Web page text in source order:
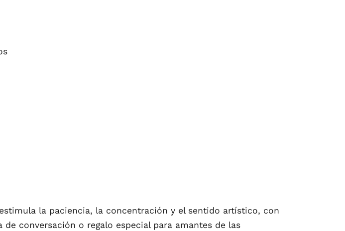
la paciencia, la concentración y el sentido artístico, con
conversación o regalo especial para amantes de las